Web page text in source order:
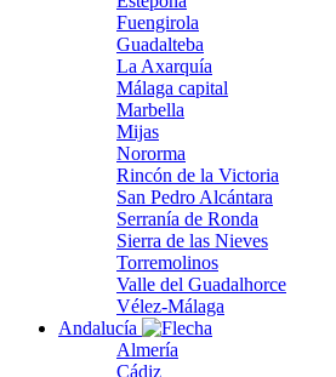
Fuengirola
Guadalteba
La Axarquía
Málaga capital
Marbella
Mijas
Nororma
Rincón de la Victoria
San Pedro Alcántara
Serranía de Ronda
Sierra de las Nieves
Torremolinos
Valle del Guadalhorce
Vélez-Málaga
Andalucía
Almería
Cádiz